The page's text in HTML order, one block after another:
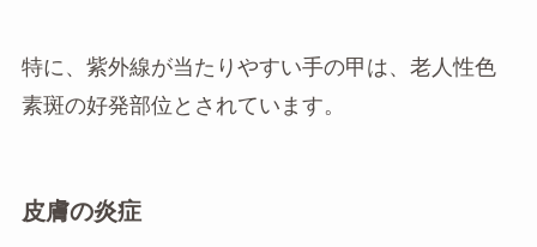
特に、紫外線が当たりやすい手の甲は、老人性色
素斑の好発部位とされています。
皮膚の炎症